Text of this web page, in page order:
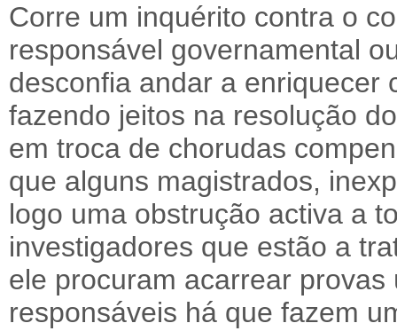
Corre um inquérito contra o
responsável governamental
desconfia andar a enriquecer
fazendo jeitos na resolução
em troca de chorudas
que alguns magistrados,
logo uma obstrução activa a
investigadores que estão a
ele procuram acarrear
responsáveis há que fazem